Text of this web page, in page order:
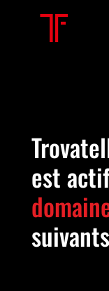
est
suivants